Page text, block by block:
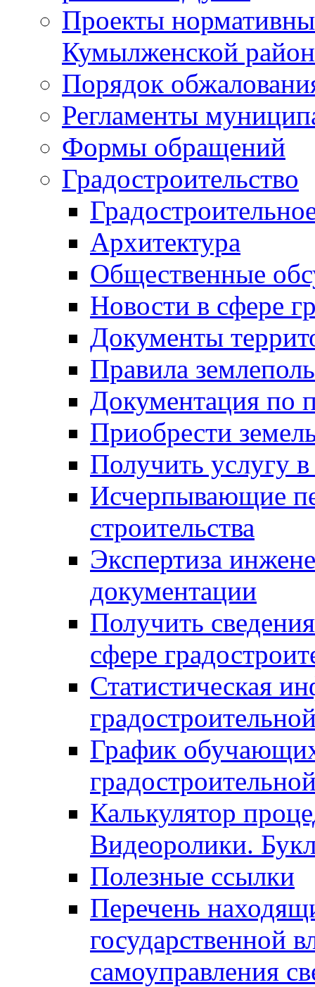
Проекты
Кумылженской
Порядок
Регламенты
Формы обращений
Градостроительство
Архитектура
Общественные
Новости в сфере
Документы
Правила
Документация по
Приобрести
Получить услугу в
Исчерпывающие
строительства
Экспертиза
документации
Получить
сфере
Статистическая
График
Калькулятор
Видеоролики.
Полезные ссылки
Перечень
государственной
самоуправления